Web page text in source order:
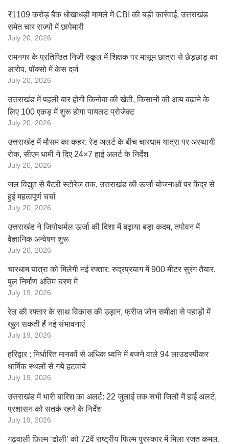
₹1109 करोड़ बैंक धोखाधड़ी मामले में CBI की बड़ी कार्रवाई, उत्तराखंड
समेत चार राज्यों में छापेमारी
July 20, 2026
रामनगर के प्रतिष्ठित निजी स्कूल में शिक्षक पर मासूम छात्रा से छेड़छाड़ का
आरोप, पॉक्सो में केस दर्ज
July 20, 2026
उत्तराखंड में पहली बार होगी किनोवा की खेती, किसानों की आय बढ़ाने के
लिए 100 एकड़ में शुरू होगा पायलट प्रोजेक्ट
July 20, 2026
उत्तराखंड में मौसम का कहर: रेड अलर्ट के बीच चारधाम यात्रा पर अस्थायी
रोक, सीएम धामी ने दिए 24×7 हाई अलर्ट के निर्देश
July 20, 2026
जल विद्युत से बैटरी स्टोरेज तक, उत्तराखंड की ऊर्जा योजनाओं पर केंद्र से
हुई महत्वपूर्ण चर्चा
July 20, 2026
उत्तराखंड ने जियोथर्मल ऊर्जा की दिशा में बढ़ाया बड़ा कदम, तपोवन में
वैज्ञानिक अन्वेषण शुरू
July 20, 2026
चारधाम यात्रा को मिलेगी नई रफ्तार: रुद्रप्रयाग में 900 मीटर सुरंग तैयार,
पुल निर्माण अंतिम चरण में
July 19, 2026
रेल की रफ्तार के साथ विकास की उड़ान, फ्रीज जोन समीक्षा से पहाड़ों में
खुल सकती हैं नई संभावनाएं
July 19, 2026
हरिद्वार : निर्धारित मानकों से अधिक ध्वनि में बजने वाले 94 लाउडस्पीकर
धार्मिक स्थलों से गये हटवाये
July 19, 2026
उत्तराखंड में भारी बारिश का अलर्ट: 22 जुलाई तक सभी जिलों में हाई अलर्ट,
प्रशासन को सतर्क रहने के निर्देश
July 19, 2026
गढ़वाली फ़िल्म ‘ढोली’ को 72वें राष्ट्रीय फिल्म पुरस्कार में मिला रजत कमल,